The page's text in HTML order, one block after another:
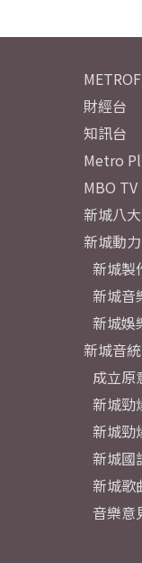
財經台
知訊台
Metro
MBO TV
新城八
新城動力
新城製
新城音
新城娛
新城音
成立原
新城勁
新城勁
新城國
新城歌
音樂意